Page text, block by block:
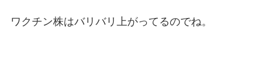
ワクチン株はバリバリ上がってるのでね。